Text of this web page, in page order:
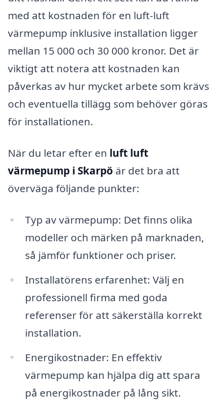
med att kostnaden för en luft-luft
värmepump inklusive installation ligger
mellan 15 000 och 30 000 kronor. Det är
viktigt att notera att kostnaden kan
påverkas av hur mycket arbete som krävs
och eventuella tillägg som behöver göras
för installationen.
När du letar efter en luft luft
värmepump i Skarpö är det bra att
överväga följande punkter:
Typ av värmepump: Det finns olika
modeller och märken på marknaden,
så jämför funktioner och priser.
Installatörens erfarenhet: Välj en
professionell firma med goda
referenser för att säkerställa korrekt
installation.
Energikostnader: En effektiv
värmepump kan hjälpa dig att spara
på energikostnader på lång sikt.